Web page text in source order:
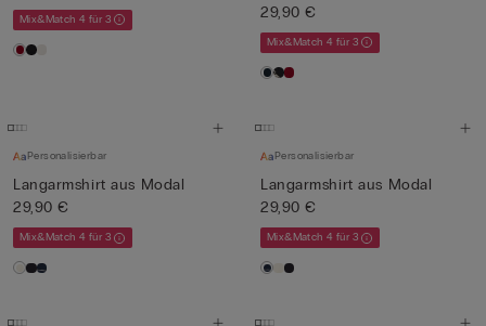
Mix&Match 4 für 3
29,90 €
Mix&Match 4 für 3
Personalisierbar
Langarmshirt aus Modal
29,90 €
Mix&Match 4 für 3
Personalisierbar
Langarmshirt aus Modal
29,90 €
Mix&Match 4 für 3